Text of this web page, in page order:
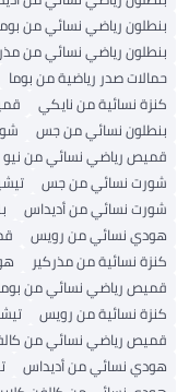
بنطلون رياضي نسائي من بوما
بنطلون رياضي نسائي من
حمالات صدر رياضية من بوما
كنزة نسائية من نايكي
بنطلون نسائي من جس
قميص رياضي نسائي من نيو
شورت نسائي من جس
شورت نسائي من أديداس
هودي نسائي من رويس
كنزة نسائية من مذركير
قميص رياضي نسائي من بوما
كنزة نسائية من رويس
قميص رياضي نسائي من
هودي نسائي من أديداس